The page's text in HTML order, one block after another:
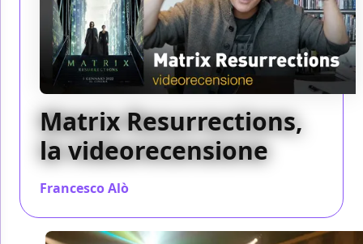
Matrix Resurrections,
la videorecensione
Francesco Alò